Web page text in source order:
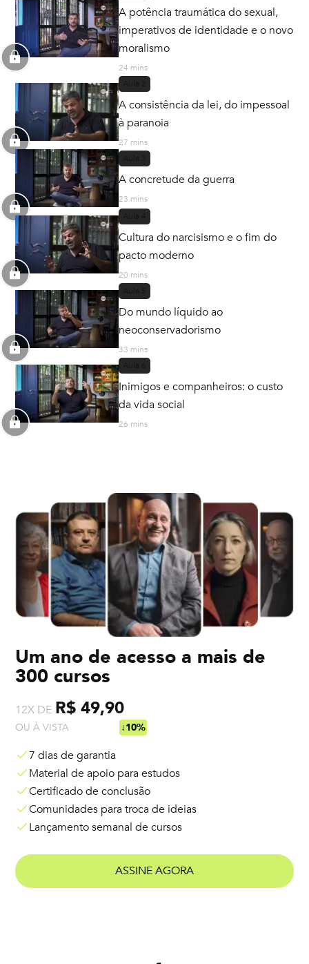
A potência traumática do sexual,
imperativos de identidade e o novo
moralismo
24 mins
A consistência da lei, do impessoal
à paranoia
27 mins
A concretude da guerra
23 mins
Cultura do narcisismo e o fim do
pacto moderno
20 mins
Do mundo líquido ao
neoconservadorismo
33 mins
Inimigos e companheiros: o custo
da vida social
26 mins
Um ano de acesso a mais de
300 cursos
12X DE R$ 49,90
OU À VISTA ↓10%
7 dias de garantia
Material de apoio para estudos
Certificado de conclusão
Comunidades para troca de ideias
Lançamento semanal de cursos
ASSINE AGORA